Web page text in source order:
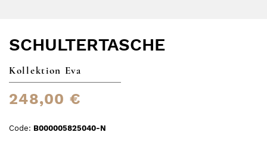
SCHULTERTASCHE
Kollektion Eva
248,00 €
Code: B000005825040-N